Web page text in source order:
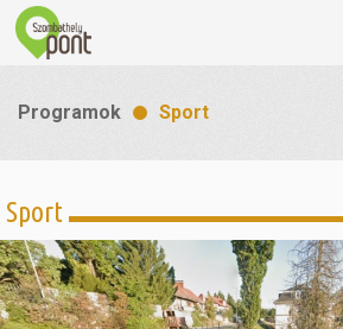
Látnivalók
Gasztronómia
Programok Sport
Sport